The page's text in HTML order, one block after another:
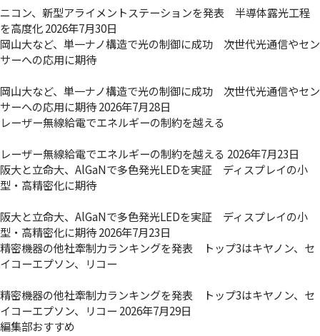
ニコン、新型アライメントステーションを発表 半導体露光工程
を高度化2026年7月30日
岡山大など、単一ナノ構造で光の制御に成功 次世代光通信やセン
サーへの応用に期待
岡山大など、単一ナノ構造で光の制御に成功 次世代光通信やセン
サーへの応用に期待2026年7月28日
レーザー無線給電でエネルギーの制約を越える
レーザー無線給電でエネルギーの制約を越える 2026年7月23日
阪大と立命大、AlGaNで多色発光LEDを実証 ディスプレイの小
型・高精密化に期待
阪大と立命大、AlGaNで多色発光LEDを実証 ディスプレイの小
型・高精密化に期待2026年7月23日
精密機器の他社牽制力ランキングを発表 トップ3はキヤノン、セ
イコーエプソン、リコー
精密機器の他社牽制力ランキングを発表 トップ3はキヤノン、セ
イコーエプソン、リコー 2026年7月29日
編集部おすすめ